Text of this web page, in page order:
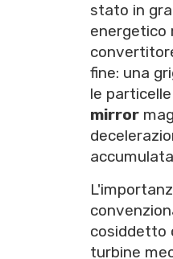
stato in
energetico
fine: una
le
mirror
cosiddetto
turbine